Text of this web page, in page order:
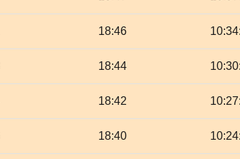
18:46
18:44
18:42
18:40